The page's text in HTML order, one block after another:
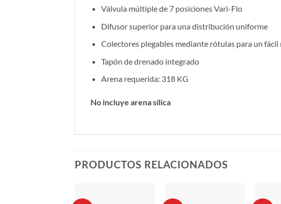
Válvula múltiple de 7 posiciones Vari-Flo
Difusor superior para una distribución uniforme
Colectores plegables mediante rótulas para un
Tapón de drenado integrado
Arena requerida: 318 KG
No incluye arena sílica
PRODUCTOS RELACIONADOS